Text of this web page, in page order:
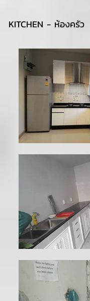
KITCHEN - ห้องครัว